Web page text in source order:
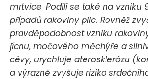
mrtvice. Podílí se také na vzniku
případů rakoviny plic. Rovněž
pravděpodobnost vzniku
jícnu, močového měchýře a
cévy, urychluje aterosklerózu
a výrazně zvyšuje riziko